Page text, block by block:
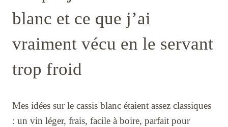
blanc et ce que j’ai
vraiment vécu en le servant
trop froid
Mes idées sur le cassis blanc étaient assez classiques
: un vin léger, frais, facile à boire, parfait pour